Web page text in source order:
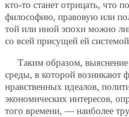
кто-то станет отрицать, что
философию, правовую или
той или иной эпохи можно
со всей присущей ей
Таким образом,
среды, в которой возникают
нравственных идеалов,
экономических интересов,
того времени, — наиболее